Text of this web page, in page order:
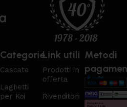
Categorie
Cascate
Laghetti
per Koi
Link utili
Prodotti in
offerta
Rivenditori
Metodi